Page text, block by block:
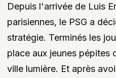
Depuis l'arrivée de Luis
parisiennes, le PSG a
stratégie. Terminés les
place aux jeunes pépites
ville lumière. Et après